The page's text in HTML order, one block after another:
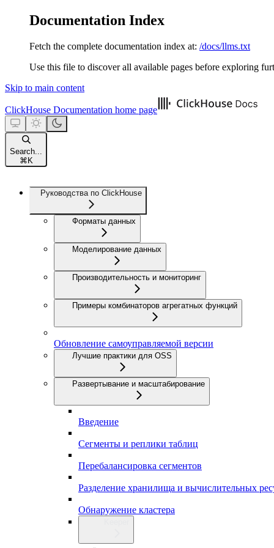
Documentation Index
Fetch the complete documentation index at: /docs/llms.txt
Use this file to discover all available pages before exploring
Skip to main content
ClickHouse Documentation home page
Search...
⌘ K
Руководства по ClickHouse
Форматы данных
Моделирование данных
Производительность и мониторинг
Примеры комбинаторов агрегатных функций
Обновление самоуправляемой версии
Лучшие практики для OSS
Развертывание и масштабирование
Введение
Сегменты и реплики таблиц
Перебалансировка сегментов
Разделение хранилища и вычислительных
Обнаружение кластера